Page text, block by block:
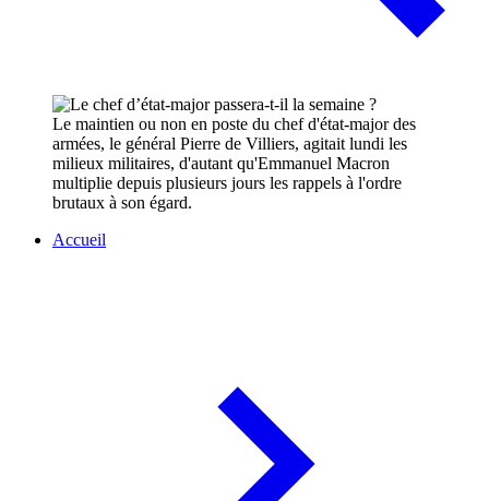
Le maintien ou non en poste du chef d'état-major des
armées, le général Pierre de Villiers, agitait lundi les
milieux militaires, d'autant qu'Emmanuel Macron
multiplie depuis plusieurs jours les rappels à l'ordre
brutaux à son égard.
Accueil